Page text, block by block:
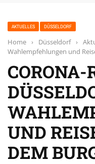
AKTUELLES DÜSSELDORF
Home › Düsseldorf ›
Wahlempfehlungen und
CORONA-
UND
DEM